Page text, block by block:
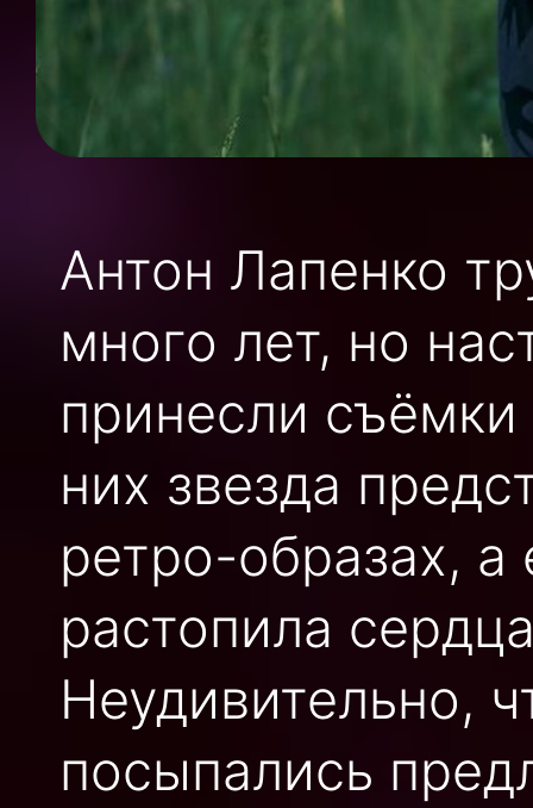
Антон Лапенко
много лет, но
принесли
них звезда
ретро-образах, а
растопила
Неудивительно,
посыпались